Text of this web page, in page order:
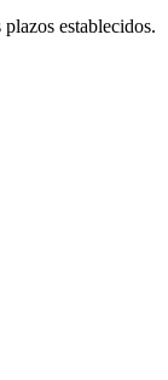
establecidos.